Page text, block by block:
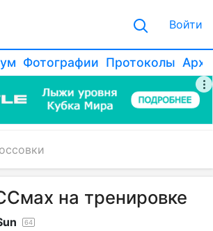
Войти
Фотографии Протоколы
на тренировке
64